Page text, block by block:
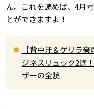
ん。これを読めば、4月
とができますよ！
【背中汗＆ゲリラ
ジネスリュック2選
ザーの全貌